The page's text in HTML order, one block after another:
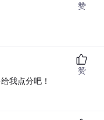
赞
我点分吧！
赞